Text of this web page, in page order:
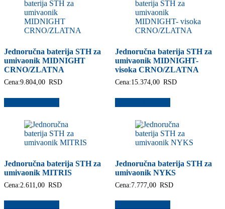
Jednoručna baterija STH za
umivaonik MIDNIGHT
CRNO/ZLATNA
Cena:9.804,00 RSD
Jednoručna baterija STH za
umivaonik MIDNIGHT-
visoka CRNO/ZLATNA
Cena:15.374,00 RSD
Jednoručna baterija STH za
umivaonik MITRIS
Cena:2.611,00 RSD
Jednoručna baterija STH za
umivaonik NYKS
Cena:7.777,00 RSD